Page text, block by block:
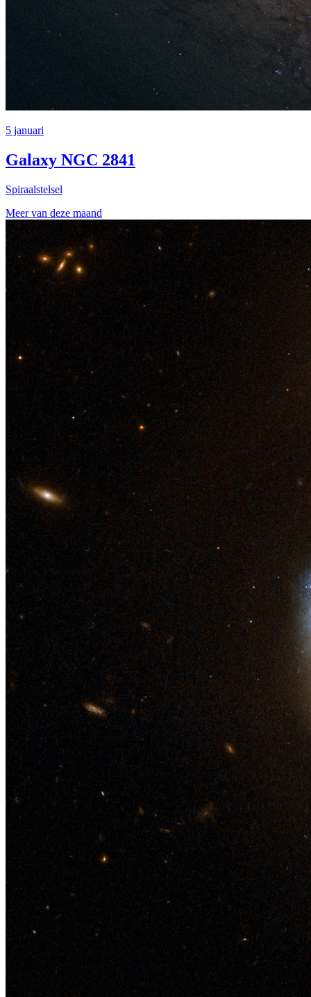
5 januari
Galaxy NGC 2841
Spiraalstelsel
Meer van deze maand